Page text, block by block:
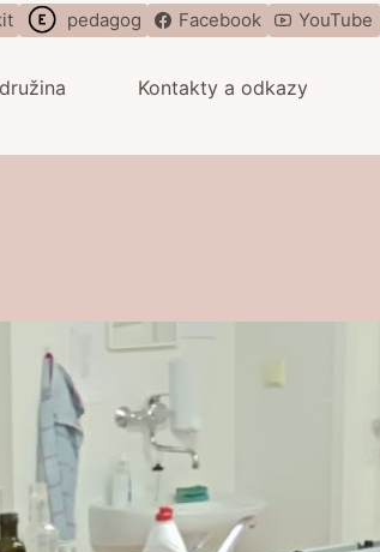
pedagog Facebook YouTube
Kontakty a odkazy